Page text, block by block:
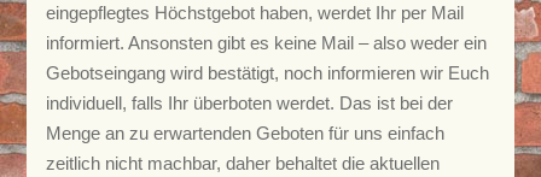
eingepflegtes Höchstgebot haben, werdet Ihr per Mail
informiert. Ansonsten gibt es keine Mail – also weder ein
Gebotseingang wird bestätigt, noch informieren wir Euch
individuell, falls Ihr überboten werdet. Das ist bei der
Menge an zu erwartenden Geboten für uns einfach
zeitlich nicht machbar, daher behaltet die aktuellen